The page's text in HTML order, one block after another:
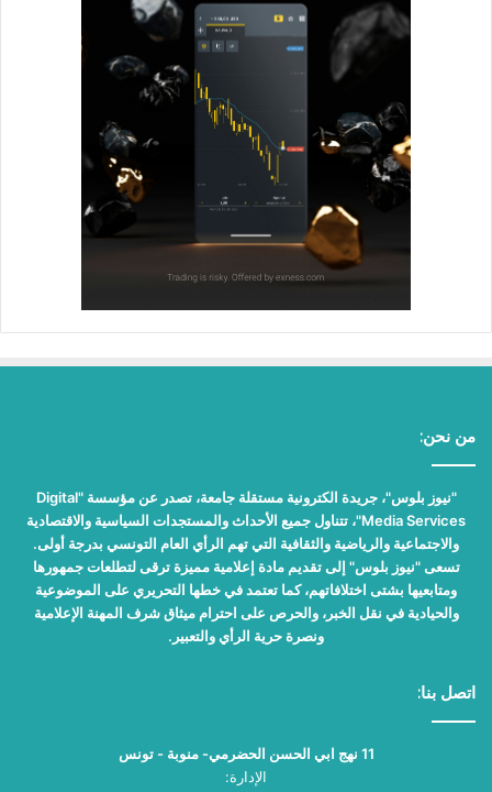
من نحن:
"نيوز بلوس"، جريدة الكترونية مستقلة جامعة، تصدر عن مؤسسة "Digital
Media Services"، تتناول جميع الأحداث والمستجدات السياسية والاقتصادية
والاجتماعية والرياضية والثقافية التي تهم الرأي العام التونسي بدرجة أولى.
تسعى "نيوز بلوس" إلى تقديم مادة إعلامية مميزة ترقى لتطلعات جمهورها
ومتابعيها بشتى اختلافاتهم، كما تعتمد في خطها التحريري على الموضوعية
والحيادية في نقل الخبر، والحرص على احترام ميثاق شرف المهنة الإعلامية
ونصرة حرية الرأي والتعبير.
اتصل بنا:
11 نهج ابي الحسن الحضرمي- منوبة - تونس
الإدارة: